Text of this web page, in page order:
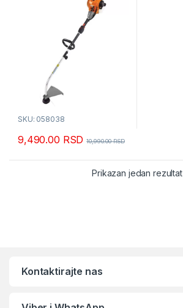
SKU: 058038
9,490.00 RSD 10,990.00RSD
Prikazan jedan rezultat
Kontaktirajte nas